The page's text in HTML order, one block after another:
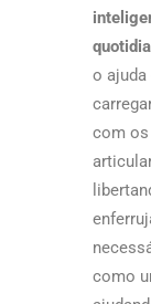
o
com
como